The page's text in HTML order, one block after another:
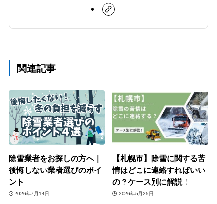
関連記事
除雪業者をお探しの方へ｜
後悔しない業者選びのポイ
ント
2026年7月14日
【札幌市】除雪に関する苦
情はどこに連絡すればいい
の？ケース別に解説！
2026年5月25日